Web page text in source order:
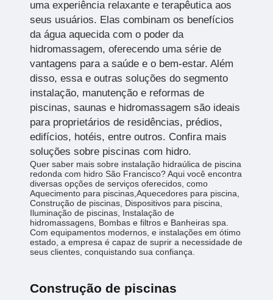
uma experiência relaxante e terapêutica aos
seus usuários. Elas combinam os benefícios
da água aquecida com o poder da
hidromassagem, oferecendo uma série de
vantagens para a saúde e o bem-estar. Além
disso, essa e outras soluções do segmento
instalação, manutenção e reformas de
piscinas, saunas e hidromassagem são ideais
para proprietários de residências, prédios,
edifícios, hotéis, entre outros. Confira mais
soluções sobre piscinas com hidro.
Quer saber mais sobre instalação hidraúlica de piscina
redonda com hidro São Francisco? Aqui você encontra
diversas opções de serviços oferecidos, como
Aquecimento para piscinas,Aquecedores para piscina,
Construção de piscinas, Dispositivos para piscina,
Iluminação de piscinas, Instalação de
hidromassagens, Bombas e filtros e Banheiras spa.
Com equipamentos modernos, e instalações em ótimo
estado, a empresa é capaz de suprir a necessidade de
seus clientes, conquistando sua confiança.
Construção de piscinas